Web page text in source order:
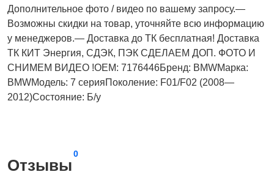
Дополнительное фото / видео по вашему запросу.—
Возможны скидки на товар, уточняйте всю информацию
у менеджеров.— Доставка до ТК бесплатная! Доставка
ТК КИТ Энергия, СДЭК, ПЭК СДЕЛАЕМ ДОП. ФОТО И
СНИМЕМ ВИДЕО !OEM: 7176446Бренд: BMWМарка:
BMWМодель: 7 серияПоколение: F01/F02 (2008—
2012)Состояние: Б/у
Отзывы
0